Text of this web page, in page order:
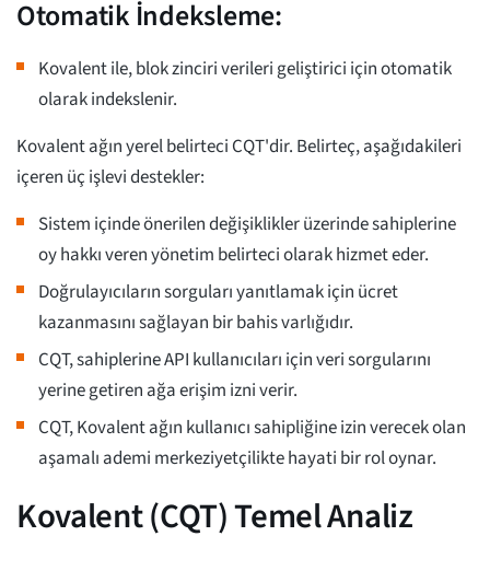
Otomatik İndeksleme:
Kovalent ile, blok zinciri verileri geliştirici için otomatik
olarak indekslenir.
Kovalent ağın yerel belirteci CQT'dir. Belirteç, aşağıdakileri
içeren üç işlevi destekler:
Sistem içinde önerilen değişiklikler üzerinde sahiplerine
oy hakkı veren yönetim belirteci olarak hizmet eder.
Doğrulayıcıların sorguları yanıtlamak için ücret
kazanmasını sağlayan bir bahis varlığıdır.
CQT, sahiplerine API kullanıcıları için veri sorgularını
yerine getiren ağa erişim izni verir.
CQT, Kovalent ağın kullanıcı sahipliğine izin verecek olan
aşamalı ademi merkeziyetçilikte hayati bir rol oynar.
Kovalent (CQT) Temel Analiz